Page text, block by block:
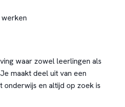
waar zowel leerlingen als
maakt deel uit van een
onderwijs en altijd op zoek is